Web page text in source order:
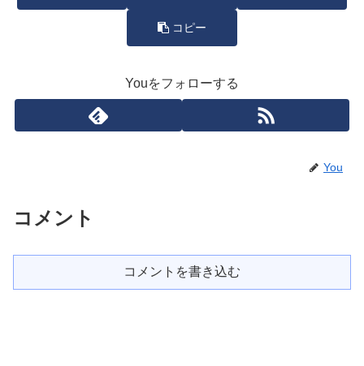
コピー
Youをフォローする
You
コメント
コメントを書き込む